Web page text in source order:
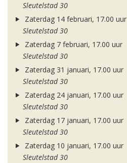
Sleutelstad 30
Zaterdag 14 februari, 17.00 uur
Sleutelstad 30
Zaterdag 7 februari, 17.00 uur
Sleutelstad 30
Zaterdag 31 januari, 17.00 uur
Sleutelstad 30
Zaterdag 24 januari, 17.00 uur
Sleutelstad 30
Zaterdag 17 januari, 17.00 uur
Sleutelstad 30
Zaterdag 10 januari, 17.00 uur
Sleutelstad 30